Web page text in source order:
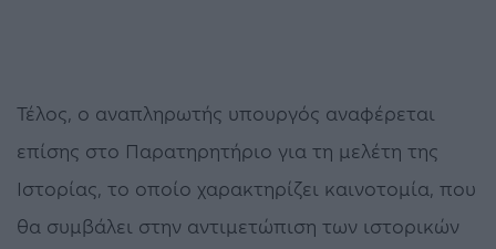
Τέλος, ο αναπληρωτής υπουργός αναφέρεται
επίσης στο Παρατηρητήριο για τη μελέτη της
Ιστορίας, το οποίο χαρακτηρίζει καινοτομία, που
θα συμβάλει στην αντιμετώπιση των ιστορικών